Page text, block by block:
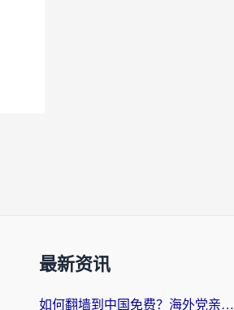
最新资讯
如何翻墙到中国免费？海外党亲测：从踩坑到选对加速器的全攻略